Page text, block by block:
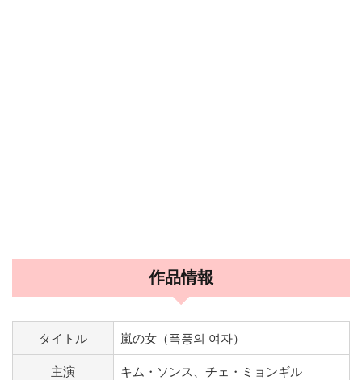
作品情報
タイトル
嵐の女（폭풍의 여자）
主演
キム・ソンス、チェ・ミョンギル